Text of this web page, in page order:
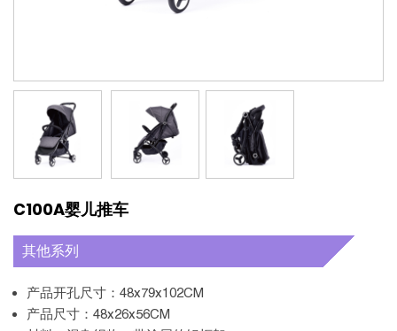
C100A婴儿推车
其他系列
产品开孔尺寸：48x79x102CM
产品尺寸：48x26x56CM